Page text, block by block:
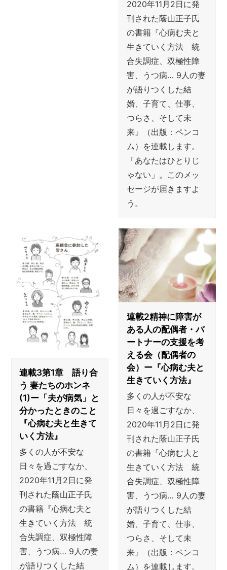
2020年11月2日に発
刊された蔭山正子氏
の書籍『心病む夫と
生きていく方法 統
合失調症、双極性障
害、うつ病… 9人の妻
が語りつくした結
婚、子育て、仕事、
つらさ、そして未
来』（出版：ペンコ
ム）を連載します。
「あなたはひとりじ
ゃない」。このメッ
セージが届きますよ
う。
連載3第1章 語り合
う 妻たちのホンネ
(1)ー「夫が病気」と
分かったときのこと
『心病む夫と生きて
いく方法』
多くの人が不安な
日々を過ごすなか、
2020年11月2日に発
刊された蔭山正子氏
の書籍『心病む夫と
生きていく方法 統
合失調症、双極性障
害、うつ病… 9人の妻
が語りつくした結
連載2精神に障害が
ある人の配偶者・パ
ートナーの支援を考
える会（配偶者の
会）ー『心病む夫と
生きていく方法』
多くの人が不安な
日々を過ごすなか、
2020年11月2日に発
刊された蔭山正子氏
の書籍『心病む夫と
生きていく方法 統
合失調症、双極性障
害、うつ病… 9人の妻
が語りつくした結
婚、子育て、仕事、
つらさ、そして未
来』（出版：ペンコ
ム）を連載します。